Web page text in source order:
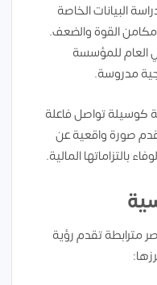
البيانات الخاصة
مكامن القوة والضعف.
العام للمؤسسة
مدروسة.
كوسيلة تواصل فاعلة
صورة واقعية عن
بالتزاماتها المالية.
مترابطة تقدم رؤية